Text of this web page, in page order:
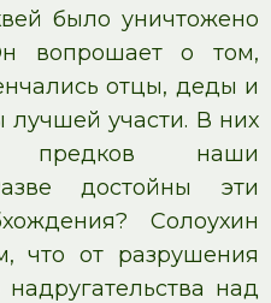
было уничтожено
вопрошает о том,
отцы, деды и
участи. В них
предков наши
достойны эти
Солоухин
что от разрушения
над